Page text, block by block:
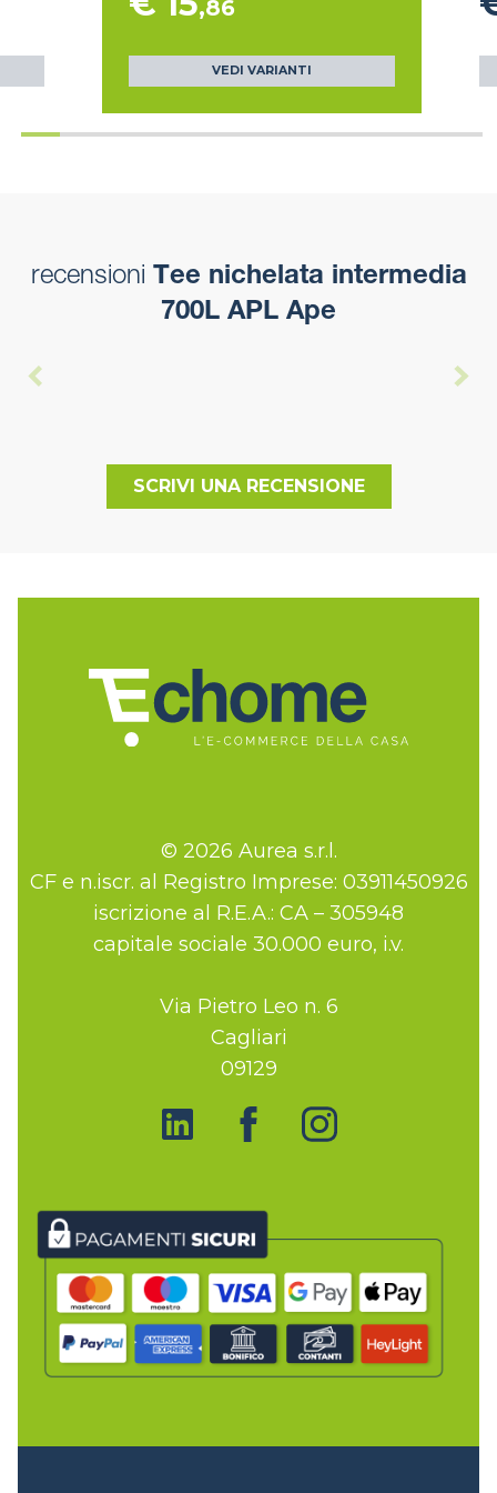
,86
VEDI VARIANTI
recensioni Tee nichelata intermedia
700L APL Ape
SCRIVI UNA RECENSIONE
© 2026 Aurea s.r.l.
CF e n.iscr. al Registro Imprese: 03911450926
iscrizione al R.E.A.: CA – 305948
capitale sociale 30.000 euro, i.v.
Via Pietro Leo n. 6
Cagliari
09129